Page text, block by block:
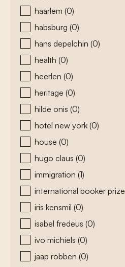
haarlem (0)
habsburg (0)
hans depelchin (0)
health (0)
heerlen (0)
heritage (0)
hilde onis (0)
hotel new york (0)
house (0)
hugo claus (0)
immigration (1)
international booker prize
iris kensmil (0)
isabel fredeus (0)
ivo michiels (0)
jaap robben (0)